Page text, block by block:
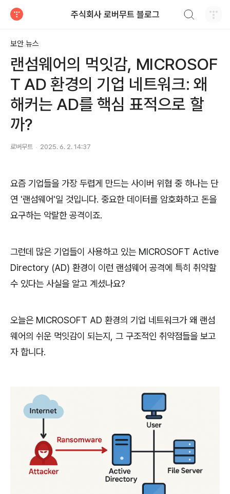
주식회사 로버무트 블로그
보안 뉴스
랜섬웨어의 먹잇감, MICROSOF
T AD 환경의 기업 네트워크: 왜
해커는 AD를 핵심 표적으로 할
까?
로버무트 2025. 6. 2. 14:37
요즘 기업들을 가장 두렵게 만드는 사이버 위협 중 하나는 단
연 '랜섬웨어'일 것입니다. 중요한 데이터를 암호화하고 돈을
요구하는 악랄한 공격이죠.
그런데 많은 기업들이 사용하고 있는 MICROSOFT Active
Directory (AD) 환경이 이런 랜섬웨어 공격에 특히 취약할
수 있다는 사실을 알고 계셨나요?
오늘은 MICROSOFT AD 환경의 기업 네트워크가 왜 랜섬
웨어의 쉬운 먹잇감이 되는지 , 그 구조적인 취약점들을 보고
자 합니다.